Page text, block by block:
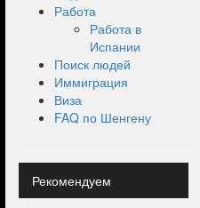
Работа
Работа в
Испании
Поиск людей
Иммиграция
Виза
FAQ по Шенгену
Рекомендуем